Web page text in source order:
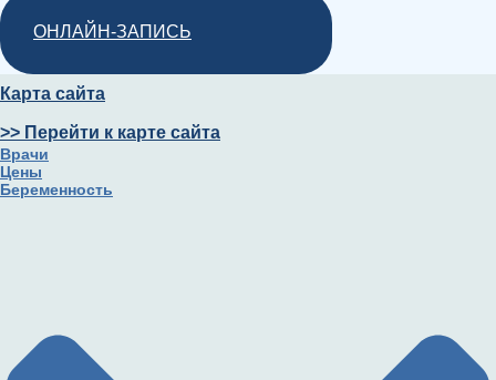
ОНЛАЙН-ЗАПИСЬ
Карта сайта
>> Перейти к карте сайта
Врачи
Цены
Беременность